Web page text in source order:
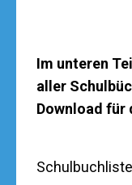
Im unteren
aller
Download für